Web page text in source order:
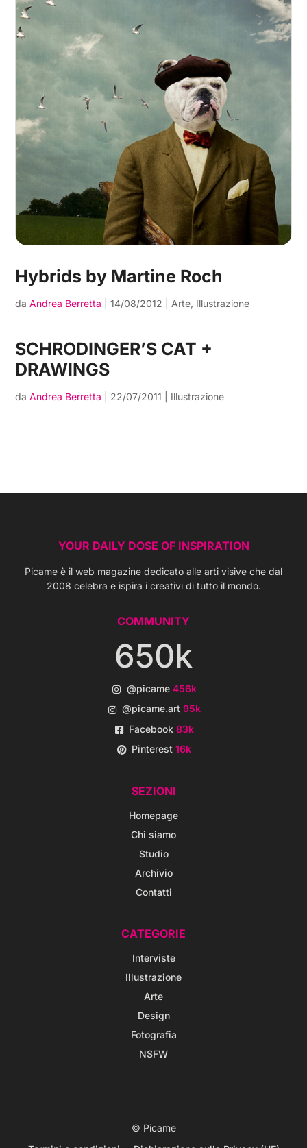
Hybrids by Martine Roch
daAndrea Berretta |14/08/2012 Arte, Illustrazione
SCHRODINGER’S CAT +
DRAWINGS
daAndrea Berretta 22/07/2011 Illustrazione
YOUR DAILY DOSE OF INSPIRATION
Picame è il web magazine dedicato alle arti visive che dal
2008 celebra e ispira i creativi di tutto il mondo.
COMMUNITY
650k
@picame 456k
@picame.art95k
Facebook83k
Pinterest16k
SEZIONI
Homepage
Chi siamo
Studio
Archivio
Contatti
CATEGORIE
Interviste
Illustrazione
Arte
Design
Fotografia
NSFW
© Picame